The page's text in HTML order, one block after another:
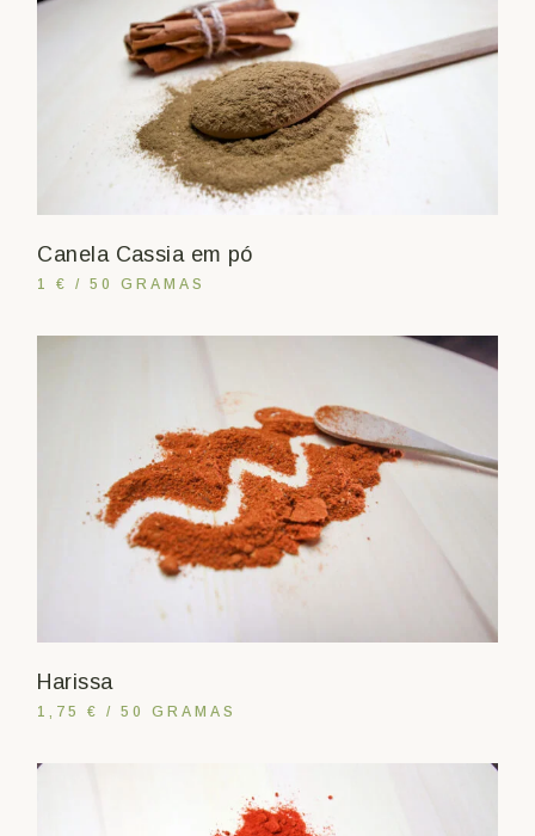
Canela Cassia em pó
1 € / 50 GRAMAS
Harissa
1,75 € / 50 GRAMAS